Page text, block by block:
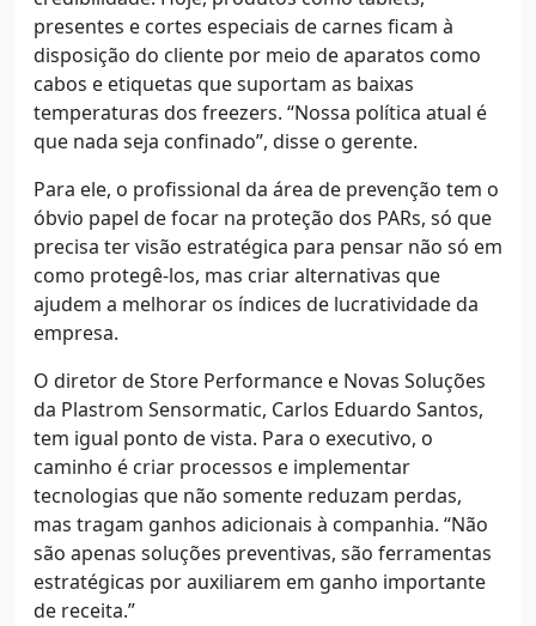
presentes e cortes especiais de carnes ficam à
disposição do cliente por meio de aparatos como
cabos e etiquetas que suportam as baixas
temperaturas dos freezers. “Nossa política atual é
que nada seja confinado”, disse o gerente.
Para ele, o profissional da área de prevenção tem o
óbvio papel de focar na proteção dos PARs, só que
precisa ter visão estratégica para pensar não só em
como protegê-los, mas criar alternativas que
ajudem a melhorar os índices de lucratividade da
empresa.
O diretor de Store Performance e Novas Soluções
da Plastrom Sensormatic, Carlos Eduardo Santos,
tem igual ponto de vista. Para o executivo, o
caminho é criar processos e implementar
tecnologias que não somente reduzam perdas,
mas tragam ganhos adicionais à companhia. “Não
são apenas soluções preventivas, são ferramentas
estratégicas por auxiliarem em ganho importante
de receita.”